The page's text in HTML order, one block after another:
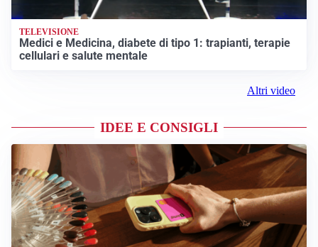
TELEVISIONE
Medici e Medicina, diabete di tipo 1: trapianti, terapie
cellulari e salute mentale
Altri video
IDEE E CONSIGLI